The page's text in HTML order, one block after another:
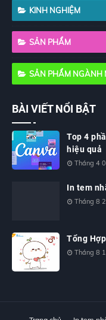
KINH NGHIỆM
SẢN PHẨM
SẢN PHẨM NGÀNH
BÀI VIẾT NỔI BẬT
Top 4
hiệu quả
Tháng 4
In tem
Tháng 8
Tổng
Tháng 8